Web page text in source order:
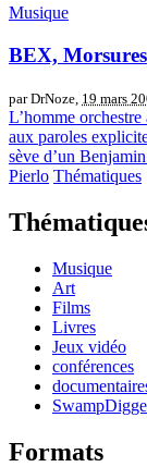
Musique
BEX, Morsures
par DrNoze, 19 mars
L’homme
aux paroles
sève d’un
Pierlo Thématiques
Musique
Art
Films
Livres
Jeux vidéo
conférences
Formats